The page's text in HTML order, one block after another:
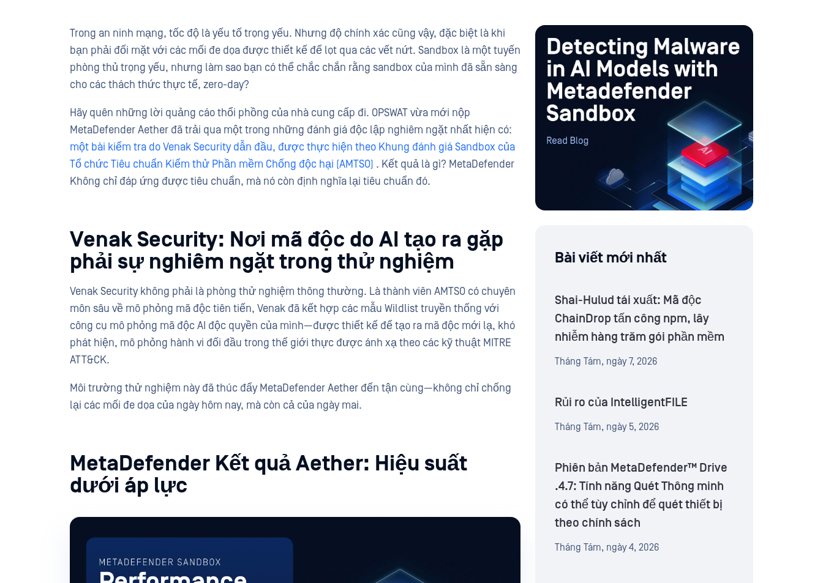
Trong an ninh mạng, tốc độ là yếu tố trọng yếu. Nhưng độ chính xác cũng vậy, đặc biệt là khi
bạn phải đối mặt với các mối đe dọa được thiết kế để lọt qua các vết nứt. Sandbox là một tuyến
phòng thủ trọng yếu, nhưng làm sao bạn có thể chắc chắn rằng sandbox của mình đã sẵn sàng
cho các thách thức thực tế, zero-day?
Hãy quên những lời quảng cáo thổi phồng của nhà cung cấp đi. OPSWAT vừa mới nộp
MetaDefender Aether đã trải qua một trong những đánh giá độc lập nghiêm ngặt nhất hiện có:
một bài kiểm tra do Venak Security dẫn đầu, được thực hiện theo Khung đánh giá Sandbox của
Tổ chức Tiêu chuẩn Kiểm thử Phần mềm Chống độc hại (AMTSO) . Kết quả là gì? MetaDefender
Không chỉ đáp ứng được tiêu chuẩn, mà nó còn định nghĩa lại tiêu chuẩn đó.
Venak Security: Nơi mã độc do AI tạo ra gặp
phải sự nghiêm ngặt trong thử nghiệm
Venak Security không phải là phòng thử nghiệm thông thường. Là thành viên AMTSO có chuyên
môn sâu về mô phỏng mã độc tiên tiến, Venak đã kết hợp các mẫu Wildlist truyền thống với
công cụ mô phỏng mã độc AI độc quyền của mình—được thiết kế để tạo ra mã độc mới lạ, khó
phát hiện, mô phỏng hành vi đối đầu trong thế giới thực được ánh xạ theo các kỹ thuật MITRE
ATT&CK.
Môi trường thử nghiệm này đã thúc đẩy MetaDefender Aether đến tận cùng—không chỉ chống
lại các mối đe dọa của ngày hôm nay, mà còn cả của ngày mai.
MetaDefender Kết quả Aether: Hiệu suất
dưới áp lực
Bài viết mới nhất
Shai-Hulud tái xuất: Mã độc
ChainDrop tấn công npm, lây
nhiễm hàng trăm gói phần mềm
Tháng Tám, ngày 7, 2026
Rủi ro của IntelligentFILE
Tháng Tám, ngày 5, 2026
Phiên bản MetaDefender™ Drive
.4.7: Tính năng Quét Thông minh
có thể tùy chỉnh để quét thiết bị
theo chính sách
Tháng Tám, ngày 4, 2026